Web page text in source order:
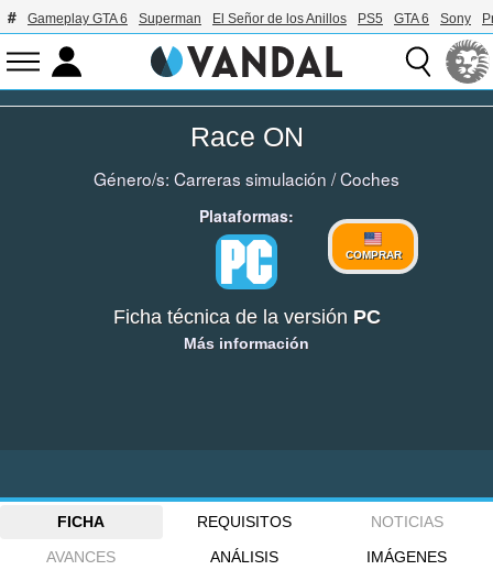
Gameplay GTA 6 Superman El Señor de los Anillos PS5 GTA 6 Sony
Race ON
Género/s: Carreras simulación /Coches
Plataformas:
COMPRAR
Ficha técnica de la versión PC
Más información
FICHA REQUISITOS
NOTICIAS
AVANCES
ANÁLISIS
IMÁGENES